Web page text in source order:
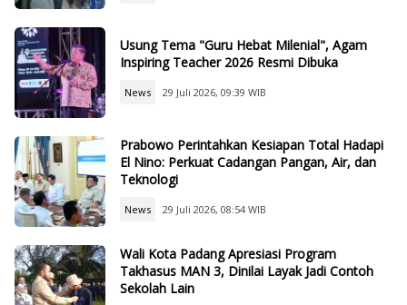
Usung Tema "Guru Hebat Milenial", Agam
Inspiring Teacher 2026 Resmi Dibuka
News 29 Juli 2026, 09:39 WIB
Prabowo Perintahkan Kesiapan Total Hadapi
El Nino: Perkuat Cadangan Pangan, Air, dan
Teknologi
News 29 Juli 2026, 08:54 WIB
Wali Kota Padang Apresiasi Program
Takhasus MAN 3, Dinilai Layak Jadi Contoh
Sekolah Lain